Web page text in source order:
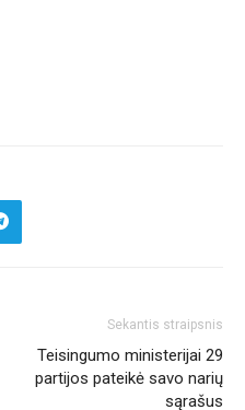
Sekantis straipsnis
Teisingumo ministerijai 29
partijos pateikė savo narių
sąrašus